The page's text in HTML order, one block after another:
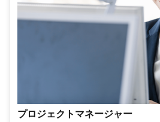
プロジェクトマネージャー